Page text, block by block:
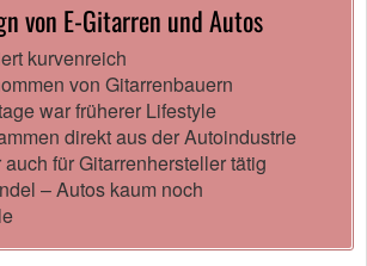
von E-Gitarren und Autos
kurvenreich
von Gitarrenbauern
war früherer Lifestyle
direkt aus der Autoindustrie
für Gitarrenhersteller tätig
– Autos kaum noch